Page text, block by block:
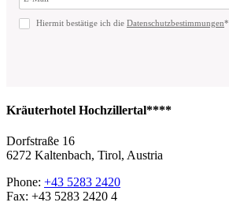
Hiermit bestätige ich die Datenschutzbestimmungen*
Kräuterhotel Hochzillertal****
Dorfstraße 16
6272 Kaltenbach, Tirol, Austria
Phone: +43 5283 2420
Fax: +43 5283 2420 4